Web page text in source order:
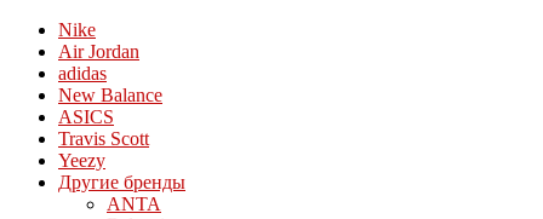
Nike
Air Jordan
adidas
New Balance
ASICS
Travis Scott
Yeezy
Другие бренды
ANTA